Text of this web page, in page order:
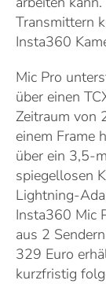
Transmittern
Insta360
Mic Pro
über einen
Zeitraum von
einem Frame
über ein 3,5-
spiegellosen
Lightning-
Insta360 Mic
aus 2
329 Euro
kurzfristig